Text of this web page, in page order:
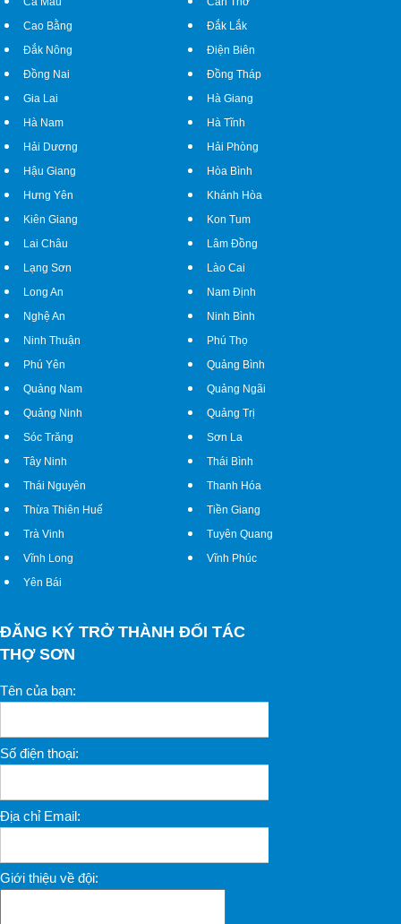
Cao Bằng
Đắk Lắk
Đắk Nông
Điện Biên
Đồng Nai
Đồng Tháp
Gia Lai
Hà Giang
Hà Nam
Hà Tĩnh
Hải Dương
Hải Phòng
Hậu Giang
Hòa Bình
Hưng Yên
Khánh Hòa
Kiên Giang
Kon Tum
Lai Châu
Lâm Đồng
Lạng Sơn
Lào Cai
Long An
Nam Định
Nghệ An
Ninh Bình
Ninh Thuận
Phú Thọ
Phú Yên
Quảng Bình
Quảng Nam
Quảng Ngãi
Quảng Ninh
Quảng Trị
Sóc Trăng
Sơn La
Tây Ninh
Thái Bình
Thái Nguyên
Thanh Hóa
Thừa Thiên Huế
Tiền Giang
Trà Vinh
Tuyên Quang
Vĩnh Long
Vĩnh Phúc
Yên Bái
ĐĂNG KÝ TRỞ THÀNH ĐỐI TÁC
THỢ SƠN
Tên của bạn:
Số điện thoại:
Địa chỉ Email:
Giới thiệu về đội: